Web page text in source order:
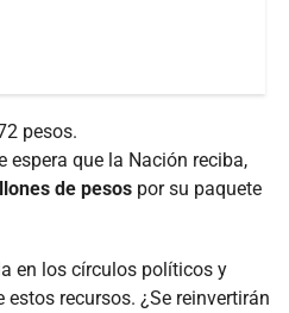
pesos.
espera que la Nación reciba,
de pesos por su paquete
en los círculos políticos y
recursos. ¿Se reinvertirán